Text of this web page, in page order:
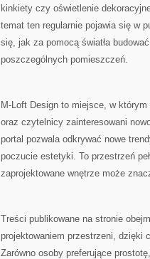
kinkiety czy oświetlenie
temat ten regularnie pojawia się w
się, jak za pomocą światła
poszczególnych pomieszczeń.
M-Loft Design to miejsce, w
oraz czytelnicy zainteresowani
portal pozwala odkrywać nowe
poczucie estetyki. To przestrzeń
zaprojektowane wnętrze może
Treści publikowane na stronie
projektowaniem przestrzeni, dzięki
Zarówno osoby preferujące